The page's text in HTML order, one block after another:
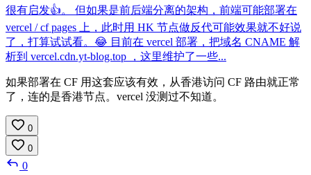
很有启发👍。 但如果是前后端分离的架构，前端可能部署在
vercel / cf pages 上，此时用 HK 节点做反代可能效果就不好说
了，打算试试看。😂 目前在 vercel 部署，把域名 CNAME 解
析到 vercel.cdn.yt-blog.top ，这里维护了一些...
如果部署在 CF 用这套应该有效，从香港访问 CF 路由就正常
了，连的是香港节点。vercel 没测过不知道。
0
0
0